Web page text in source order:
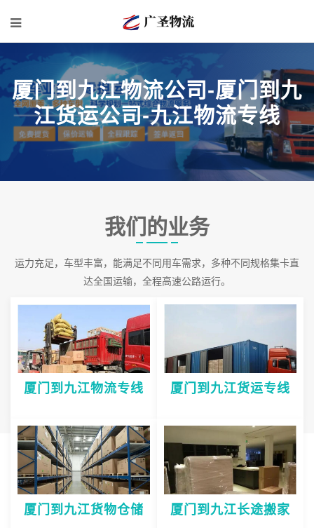
厦门到九江物流公司-厦门到九
江货运公司-九江物流专线
我们的业务
运力充足，车型丰富，能满足不同用车需求，多种不同规格集卡直
达全国运输，全程高速公路运行。
厦门到九江物流专线 厦门到九江货运专线
厦门到九江货物仓储 厦门到九江长途搬家